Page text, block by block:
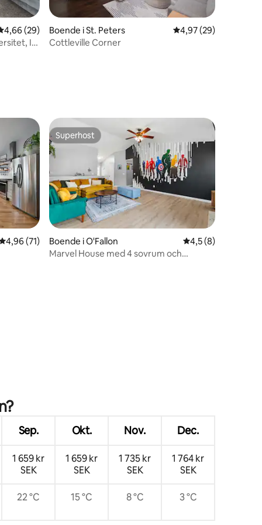
av 5 i genomsnittligt betyg, 29 omdömen
4,66 (29)
I-
Boende i St. Peters 4,97 av 5 i
4,97 (29)
Cottleville Corner
av 5 i genomsnittligt betyg, 71 omdömen
4,96 (71)
Superhost
Superhost
Boende i O'Fallon 4,5 av 5 i
4,5 (8)
Marvel House med 4 sovrum och
Sep. Okt. Nov. Dec.
1 659 kr
SEK
1 659 kr
SEK
1 735 kr
SEK
1 764 kr
SEK
22 °C 15 °C 8 °C 3 °C